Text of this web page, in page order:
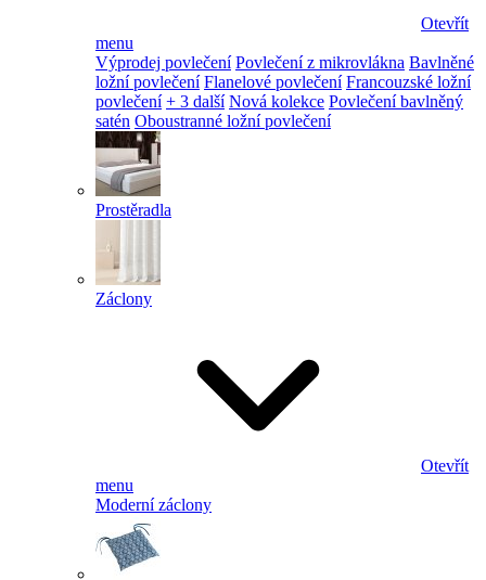
Otevřít
menu
Výprodej povlečení Povlečení z mikrovlákna Bavlněné
ložní povlečení Flanelové povlečení Francouzské ložní
povlečení + 3 další Nová kolekce Povlečení bavlněný
satén Oboustranné ložní povlečení
Prostěradla
Záclony
Otevřít
menu
Moderní záclony